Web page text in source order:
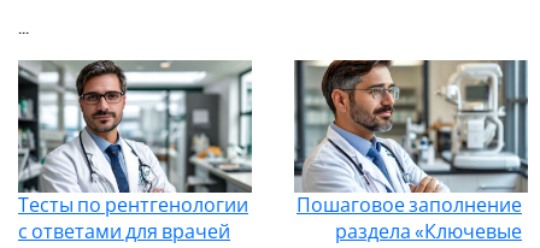
Тесты по рентгенологии
с ответами для врачей
Пошаговое заполнение
раздела «Ключевые